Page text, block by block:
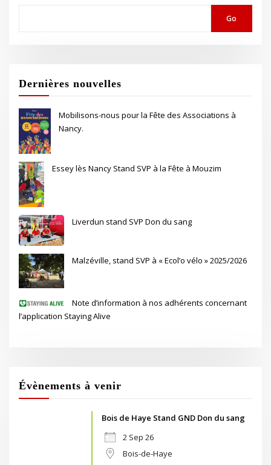
Go
Dernières nouvelles
Mobilisons-nous pour la Fête des Associations à
Nancy.
Essey lès Nancy Stand SVP à la Fête à Mouzim
Liverdun stand SVP Don du sang
Malzéville, stand SVP à « Ecol’o vélo » 2025/2026
Note d’information à nos adhérents concernant
l’application Staying Alive
Évènements à venir
Bois de Haye Stand GND Don du sang
2 Sep 26
Bois-de-Haye